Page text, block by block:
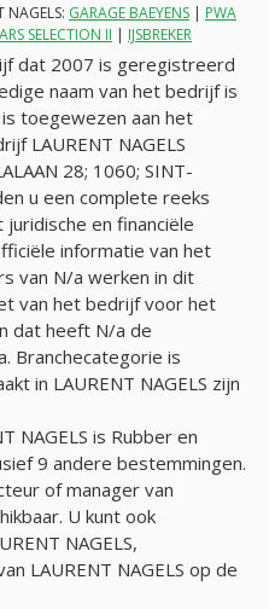
GARAGE BAEYENS | PWA
SELECTION II | IJSBREKER
dat 2007 is geregistreerd
naam van het bedrijf is
is toegewezen aan het
LAURENT NAGELS
28; 1060; SINT-
u een complete reeks
en financiële
informatie van het
van N/a werken in dit
van het bedrijf voor het
dat heeft N/a de
. Branchecategorie is
in LAURENT NAGELS zijn
NAGELS is Rubber en
9 andere bestemmingen.
of manager van
U kunt ook
NAGELS,
LAURENT NAGELS op de